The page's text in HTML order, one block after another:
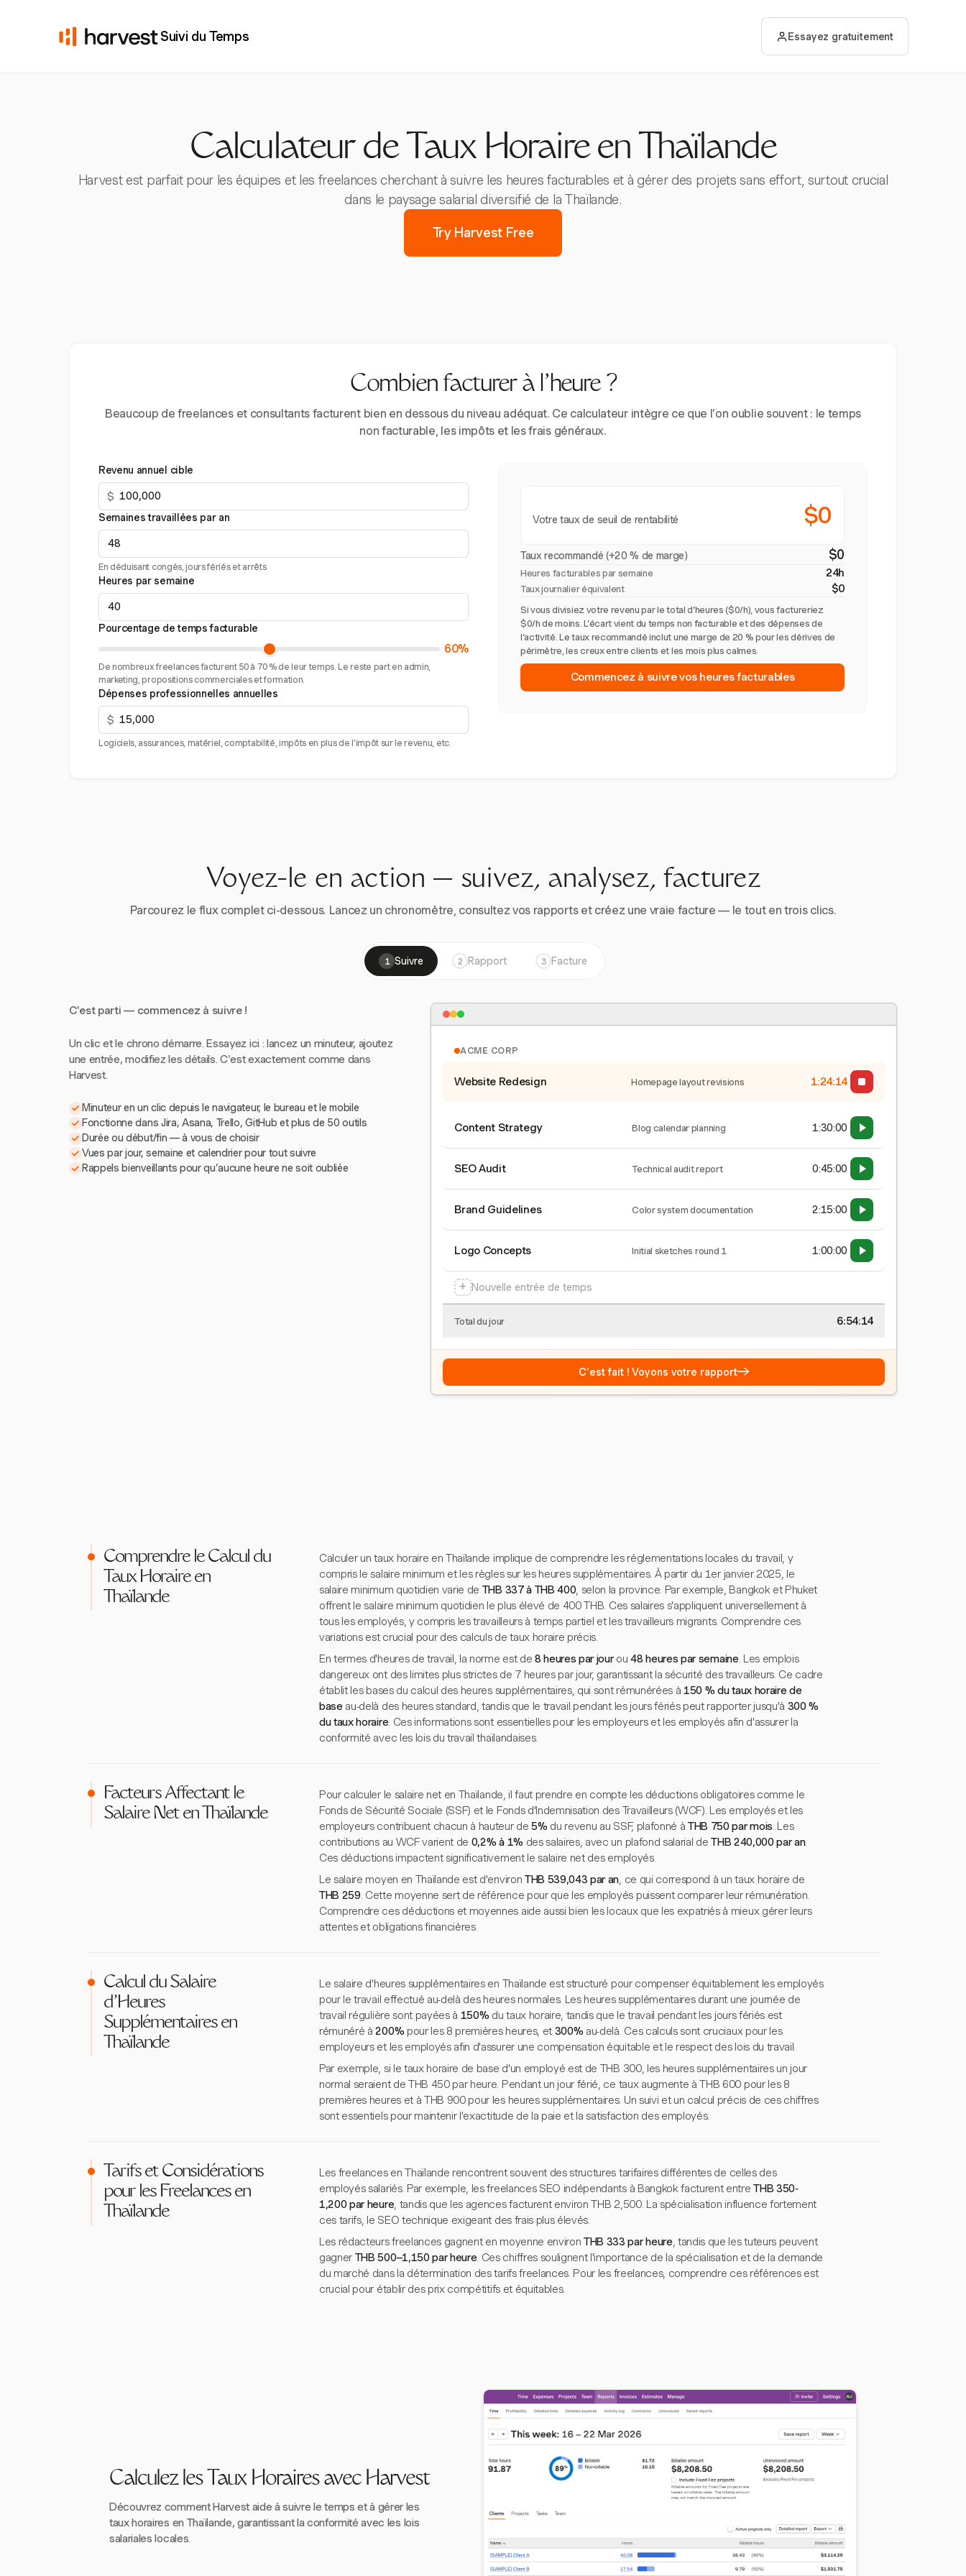
Suivi du Temps Essayez gratuitement
Calculateur de Taux Horaire en Thaïlande
Harvest est parfait pour les équipes et les freelances cherchant à suivre les heures facturables et à gérer des projets sans effort, surtout crucial
dans le paysage salarial diversifié de la Thaïlande.
Try Harvest Free
Combien facturer à l’heure ?
Beaucoup de freelances et consultants facturent bien en dessous du niveau adéquat. Ce calculateur intègre ce que l’on oublie souvent : le temps
non facturable, les impôts et les frais généraux.
Revenu annuel cible
$
Semaines travaillées par an
En déduisant congés, jours fériés et arrêts
Heures par semaine
Pourcentage de temps facturable
60%
De nombreux freelances facturent 50 à 70 % de leur temps. Le reste part en admin,
marketing, propositions commerciales et formation.
Dépenses professionnelles annuelles
$
Logiciels, assurances, matériel, comptabilité, impôts en plus de l’impôt sur le revenu, etc.
Votre taux de seuil de rentabilité $0
Taux recommandé (+20 % de marge) $0
Heures facturables par semaine 24h
Taux journalier équivalent $0
Si vous divisiez votre revenu par le total d’heures ($0/h), vous factureriez
$0/h de moins. L’écart vient du temps non facturable et des dépenses de
l’activité. Le taux recommandé inclut une marge de 20 % pour les dérives de
périmètre, les creux entre clients et les mois plus calmes.
Commencez à suivre vos heures facturables
Voyez-le en action — suivez, analysez, facturez
Parcourez le flux complet ci-dessous. Lancez un chronomètre, consultez vos rapports et créez une vraie facture — le tout en trois clics.
1 Suivre 2 Rapport 3 Facture
C'est parti — commencez à suivre !
Un clic et le chrono démarre. Essayez ici : lancez un minuteur, ajoutez
une entrée, modifiez les détails. C'est exactement comme dans
Harvest.
Minuteur en un clic depuis le navigateur, le bureau et le mobile
Fonctionne dans Jira, Asana, Trello, GitHub et plus de 50 outils
Durée ou début/fin — à vous de choisir
Vues par jour, semaine et calendrier pour tout suivre
Rappels bienveillants pour qu'aucune heure ne soit oubliée
ACME CORP
Website Redesign Homepage layout revisions 1:24:15
Content Strategy Blog calendar planning 1:30:00
SEO Audit Technical audit report 0:45:00
Brand Guidelines Color system documentation 2:15:00
Logo Concepts Initial sketches round 1 1:00:00
+ Nouvelle entrée de temps
Total du jour 6:54:15
C'est fait ! Voyons votre rapport→
Comprendre le Calcul du
Taux Horaire en
Thaïlande
Calculer un taux horaire en Thaïlande implique de comprendre les réglementations locales du travail, y
compris le salaire minimum et les règles sur les heures supplémentaires. À partir du 1er janvier 2025, le
salaire minimum quotidien varie de THB 337 à THB 400, selon la province. Par exemple, Bangkok et Phuket
offrent le salaire minimum quotidien le plus élevé de 400 THB. Ces salaires s'appliquent universellement à
tous les employés, y compris les travailleurs à temps partiel et les travailleurs migrants. Comprendre ces
variations est crucial pour des calculs de taux horaire précis.
En termes d'heures de travail, la norme est de 8 heures par jourou48 heures par semaine. Les emplois
dangereux ont des limites plus strictes de 7 heures par jour, garantissant la sécurité des travailleurs. Ce cadre
établit les bases du calcul des heures supplémentaires, qui sont rémunérées à150 % du taux horaire de
baseau-delà des heures standard, tandis que le travail pendant les jours fériés peut rapporter jusqu'à 300 %
du taux horaire. Ces informations sont essentielles pour les employeurs et les employés afin d'assurer la
conformité avec les lois du travail thaïlandaises.
Facteurs Affectant le
Salaire Net en Thaïlande
Pour calculer le salaire net en Thaïlande, il faut prendre en compte les déductions obligatoires comme le
Fonds de Sécurité Sociale (SSF) et le Fonds d'Indemnisation des Travailleurs (WCF). Les employés et les
employeurs contribuent chacun à hauteur de5% du revenu au SSF, plafonné àTHB 750 par mois. Les
contributions au WCF varient de 0,2% à 1% des salaires, avec un plafond salarial deTHB 240,000 par an.
Ces déductions impactent significativement le salaire net des employés.
Le salaire moyen en Thaïlande est d'environ THB 539,043 par an, ce qui correspond à un taux horaire de
THB 259. Cette moyenne sert de référence pour que les employés puissent comparer leur rémunération.
Comprendre ces déductions et moyennes aide aussi bien les locaux que les expatriés à mieux gérer leurs
attentes et obligations financières.
Calcul du Salaire
d'Heures
Supplémentaires en
Thaïlande
Le salaire d'heures supplémentaires en Thaïlande est structuré pour compenser équitablement les employés
pour le travail effectué au-delà des heures normales. Les heures supplémentaires durant une journée de
travail régulière sont payées à 150% du taux horaire, tandis que le travail pendant les jours fériés est
rémunéré à200% pour les 8 premières heures, et 300% au-delà. Ces calculs sont cruciaux pour les
employeurs et les employés afin d'assurer une compensation équitable et le respect des lois du travail.
Par exemple, si le taux horaire de base d'un employé est de THB 300, les heures supplémentaires un jour
normal seraient de THB 450 par heure. Pendant un jour férié, ce taux augmente à THB 600 pour les 8
premières heures et à THB 900 pour les heures supplémentaires. Un suivi et un calcul précis de ces chiffres
sont essentiels pour maintenir l'exactitude de la paie et la satisfaction des employés.
Tarifs et Considérations
pour les Freelances en
Thaïlande
Les freelances en Thaïlande rencontrent souvent des structures tarifaires différentes de celles des
employés salariés. Par exemple, les freelances SEO indépendants à Bangkok facturent entreTHB 350-
1,200 par heure, tandis que les agences facturent environ THB 2,500. La spécialisation influence fortement
ces tarifs, le SEO technique exigeant des frais plus élevés.
Les rédacteurs freelances gagnent en moyenne environTHB 333 par heure, tandis que les tuteurs peuvent
gagner THB 500–1,150 par heure. Ces chiffres soulignent l'importance de la spécialisation et de la demande
du marché dans la détermination des tarifs freelances. Pour les freelances, comprendre ces références est
crucial pour établir des prix compétitifs et équitables.
Calculez les Taux Horaires avec Harvest
Découvrez comment Harvest aide à suivre le temps et à gérer les
taux horaires en Thaïlande, garantissant la conformité avec les lois
salariales locales.